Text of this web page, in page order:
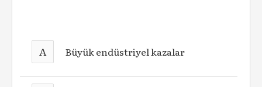
A Büyük endüstriyel kazalar